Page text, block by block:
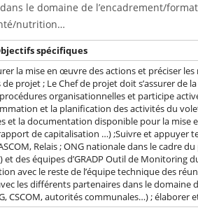
le domaine de l’encadrement/
nutrition…
spécifiques
la mise en œuvre des actions et préciser
projet ; Le Chef de projet doit s’assurer de
organisationnelles et participe
et la planification des activités du
et la documentation disponible pour la
de capitalisation …) ;Suivre et
Relais ; ONG nationale dans le cadre
des équipes d’GRADP Outil de Monitoring
avec le reste de l’équipe technique des
les différents partenaires dans le
CSCOM, autorités communales…) ;